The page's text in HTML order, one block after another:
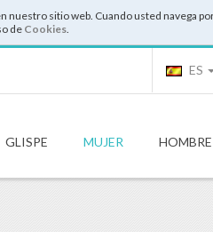
sitio web. Cuando usted navega
de Cookies.
ES
GLISPE MUJER HOMBRE